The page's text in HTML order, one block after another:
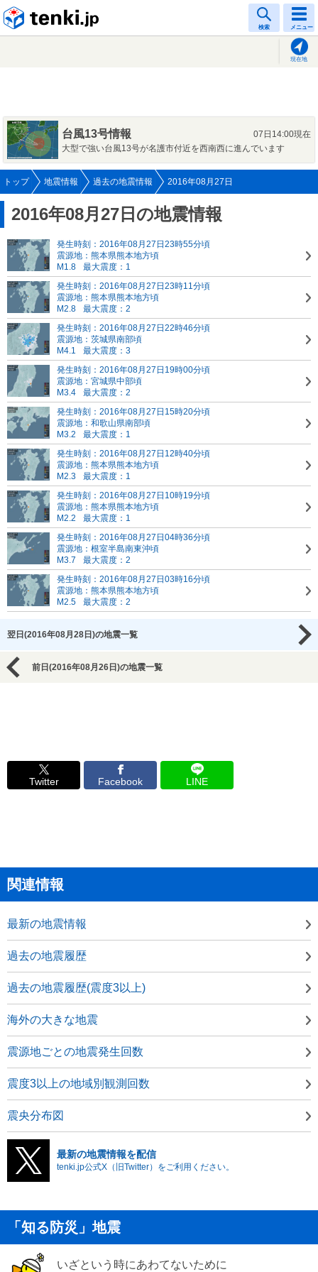
検索 メニュー
現在地
台風13号情報
07日14:00現在
大型で強い台風13号が名護市付近を西南西に進んでいます
トップ 地震情報 過去の地震情報 2016年08月27日
2016年08月27日の地震情報
発生時刻：2016年08月27日23時55分頃
震源地：熊本県熊本地方頃
M1.8
最大震度：1
発生時刻：2016年08月27日23時11分頃
震源地：熊本県熊本地方頃
M2.8
最大震度：2
発生時刻：2016年08月27日22時46分頃
震源地：茨城県南部頃
M4.1
最大震度：3
発生時刻：2016年08月27日19時00分頃
震源地：宮城県中部頃
M3.4
最大震度：2
発生時刻：2016年08月27日15時20分頃
震源地：和歌山県南部頃
M3.2
最大震度：1
発生時刻：2016年08月27日12時40分頃
震源地：熊本県熊本地方頃
M2.3
最大震度：1
発生時刻：2016年08月27日10時19分頃
震源地：熊本県熊本地方頃
M2.2
最大震度：1
発生時刻：2016年08月27日04時36分頃
震源地：根室半島南東沖頃
M3.7
最大震度：2
発生時刻：2016年08月27日03時16分頃
震源地：熊本県熊本地方頃
M2.5
最大震度：2
翌日(2016年08月28日)の地震一覧
前日(2016年08月26日)の地震一覧
Twitter Facebook LINE
関連情報
最新の地震情報
過去の地震履歴
過去の地震履歴(震度3以上)
海外の大きな地震
震源地ごとの地震発生回数
震度3以上の地域別観測回数
震央分布図
最新の地震情報を配信
tenki.jp公式X（旧Twitter）をご利用ください。
「知る防災」地震
いざという時にあわてないために